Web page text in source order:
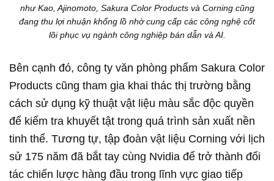
như Kao, Ajinomoto, Sakura Color Products và Corning cũng
đang thu lợi nhuận khổng lồ nhờ cung cấp các công nghệ cốt
lõi phục vụ ngành công nghiệp bán dẫn và AI.
Bên cạnh đó, công ty văn phòng phẩm Sakura Color
Products cũng tham gia khai thác thị trường bằng
cách sử dụng kỹ thuật vật liệu màu sắc độc quyền
để kiểm tra khuyết tật trong quá trình sản xuất nền
tinh thể. Tương tự, tập đoàn vật liệu Corning với lịch
sử 175 năm đã bắt tay cùng Nvidia để trở thành đối
tác chiến lược hàng đầu trong lĩnh vực giao tiếp